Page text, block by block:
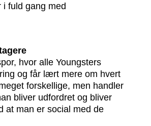
fuld gang med
hvor alle Youngsters
og får lært mere om hvert
forskellige, men handler
bliver udfordret og bliver
at man er social med de